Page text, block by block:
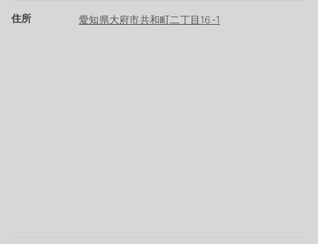
住所 愛知県大府市共和町二丁目16-1